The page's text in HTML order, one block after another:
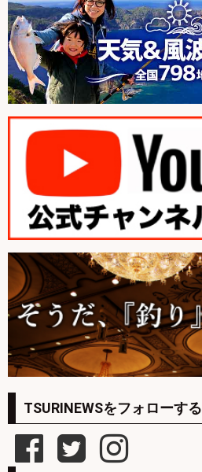
TSURINEWSをフォローする